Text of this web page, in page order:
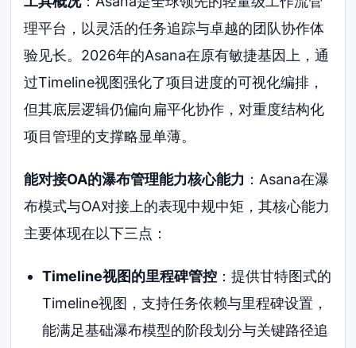
理平台，以灵活的任务追踪与卓越的团队协作体
验见长。2026年的Asana在原有敏捷基因上，通
过Timeline视图强化了项目进度的可视化编排，
但其底层逻辑仍偏向扁平化协作，对重度结构化
项目管理的支撑略显单薄。
能对接OA的瀑布管理能力核心能力 ：Asana在瀑
布模式与OA对接上的表现中规中矩，其核心能力
主要体现在以下三点：
Timeline视图的里程碑管控：提供甘特图式的
Timeline视图，支持任务依赖与里程碑设置，
能满足基础瀑布模型的阶段划分与关键路径追